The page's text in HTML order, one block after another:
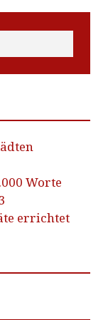
Worte
errichtet